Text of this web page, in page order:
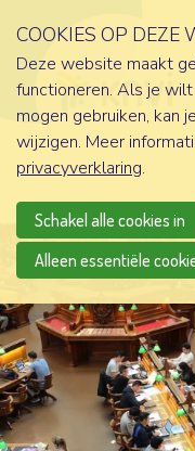
COOKIES OP DEZE
Deze website maakt
functioneren. Als je
mogen gebruiken, kan
wijzigen. Meer
privacyverklaring.
Schakel alle cookies in
Alleen essentiële